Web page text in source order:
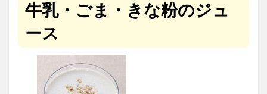
牛乳・ごま・きな粉のジュ
ース